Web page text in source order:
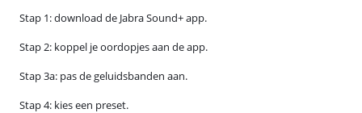
Stap 1: download de Jabra Sound+ app.
Stap 2: koppel je oordopjes aan de app.
Stap 3a: pas de geluidsbanden aan.
Stap 4: kies een preset.